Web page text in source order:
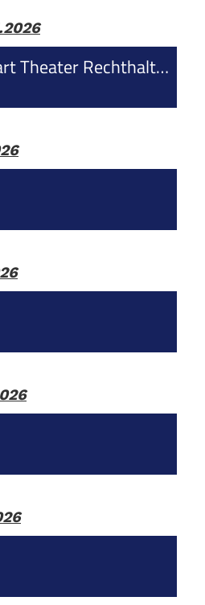
Reservationsstart Theater Rechthalten